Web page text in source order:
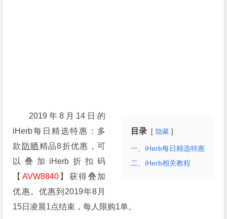
目录 隐藏
一、iHerb每日精选特惠
二、iHerb相关教程
2019年8月14日的
iHerb每日精选特惠：多
款 防晒精品8折优惠，可
以叠加iHerb折扣码
【 AVW8840】获得叠加
优惠。优惠到2019年8月
15日凌晨1点结束，每人限购1单。